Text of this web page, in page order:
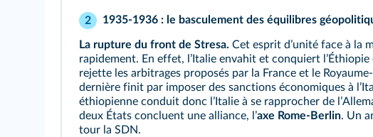
2 1935-1936 : le basculement des équilibres
La rupture du front de Stresa. Cet esprit dʼunité face à la
rapidement. En effet, lʼItalie envahit et conquiert
rejette les arbitrages proposés par la France et le
dernière finit par imposer des sanctions économiques à
éthiopienne conduit donc lʼItalie à se rapprocher de
deux États concluent une alliance, lʼaxe Rome-Berlin. Un
tour la SDN.